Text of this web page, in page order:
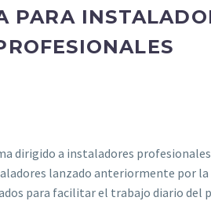
PARA
dirigido a instaladores
lanzado anteriormente por la
para facilitar el trabajo diario del